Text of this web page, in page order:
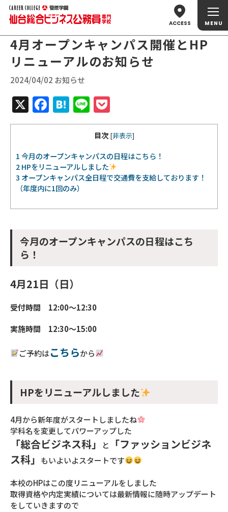
ACCESS
4月オープンキャンパス開催とHP
リニューアルのお知らせ
2024/04/02 お知らせ
X Facebook
Hatena
Line
目次 [非表示]
1今月のオープンキャンパスの日程はこちら！
2HPをリニューアルしました
3 オープンキャンパス全日程で交通費を支給しております！
（年度内に1回のみ）
今月のオープンキャンパスの日程はこち
ら！
4月21日（日）
受付時間 12:00～12:30
実施時間 12:30～15:00
ご予約はこちらから
HPをリニューアルしました
4月から新年度がスタートしましたね
学科名を変更してパワーアップした
「総合ビジネス科」 と
「ファッションビジネ
ス科」
もいよいよスタートです
本校のHPはこの度リニューアルをしました
取得資格や内定実績については最新情報に随時アップデート
をしていきますので